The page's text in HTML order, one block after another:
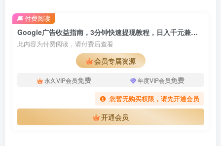
Google广告收益指南，3分钟快速提现教程，日入千元兼职副业新玩法！
此内容为付费阅读，请付费后查看
会员专属资源
永久VIP会员免费 年度VIP会员免费
您暂无购买权限，请先开通会员
开通会员
付费阅读